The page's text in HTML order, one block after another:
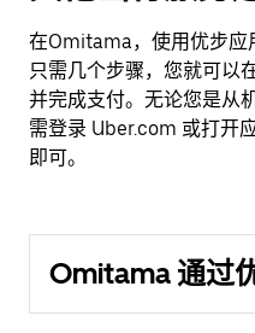
在Omitama，使用优步应
只需几个步骤，您就可以
并完成支付。无论您是从
需登录 Uber.com 或打开
即可。
Omitama 通过